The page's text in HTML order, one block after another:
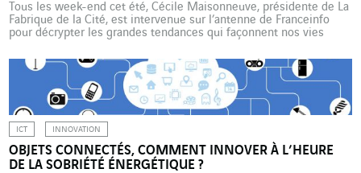
Tous les week-end cet été, Cécile Maisonneuve, présidente de La
Fabrique de la Cité, est intervenue sur l’antenne de Franceinfo
pour décrypter les grandes tendances qui façonnent nos vies
monde, les villes attirent toujours plus d’habitants. Mais de quoi
seront faites nos vies dans les […]
ICT INNOVATION
OBJETS CONNECTÉS, COMMENT INNOVER À L’HEURE
DE LA SOBRIÉTÉ ÉNERGÉTIQUE ?